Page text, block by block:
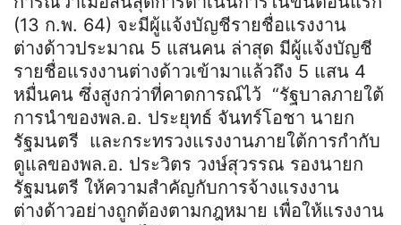
(13 ก.พ. 64) จะมีผู้แจ้งบัญชีรายชื่อแรงงาน
ต่างด้าวประมาณ 5 แสนคน ล่าสุด มีผู้แจ้งบัญชี
รายชื่อแรงงานต่างด้าวเข้ามาแล้วถึง 5 แสน 4
หมื่นคน ซึ่งสูงกว่าที่คาดการณ์ไว้ “รัฐบาลภายใต้
การนำของพล.อ. ประยุทธ์ จันทร์โอชา นายก
รัฐมนตรี และกระทรวงแรงงานภายใต้การกำกับ
ดูแลของพล.อ. ประวิตร วงษ์สุวรรณ รองนายก
รัฐมนตรี ให้ความสำคัญกับการจ้างแรงงาน
ต่างด้าวอย่างถูกต้องตามกฎหมาย เพื่อให้แรงงาน